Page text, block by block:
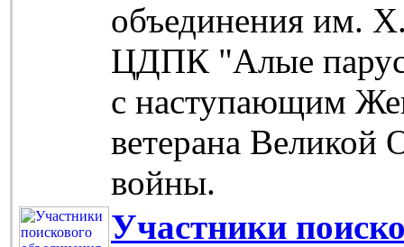
объединения им.
ЦДПК "Алые
с наступающим
ветерана Великой
войны.
Участники